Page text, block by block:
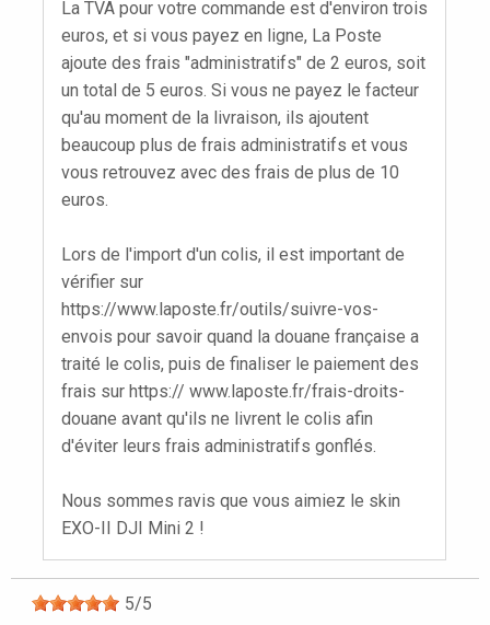
La TVA pour votre commande est d'environ trois
euros, et si vous payez en ligne, La Poste
ajoute des frais "administratifs" de 2 euros, soit
un total de 5 euros. Si vous ne payez le facteur
qu'au moment de la livraison, ils ajoutent
beaucoup plus de frais administratifs et vous
vous retrouvez avec des frais de plus de 10
euros.
Lors de l'import d'un colis, il est important de
vérifier sur
https://www.laposte.fr/outils/suivre-vos-
envois pour savoir quand la douane française a
traité le colis, puis de finaliser le paiement des
frais sur https:// www.laposte.fr/frais-droits-
douane avant qu'ils ne livrent le colis afin
d'éviter leurs frais administratifs gonflés.
Nous sommes ravis que vous aimiez le skin
EXO-II DJI Mini 2 !
5/5